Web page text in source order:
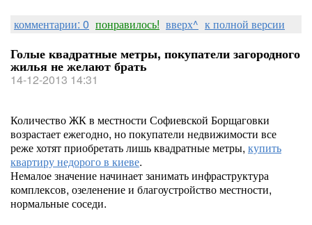
комментарии: 0 понравилось! вверх^ к полной версии
Голые квадратные метры, покупатели загородного
жилья не желают брать
14-12-2013 14:31
Количество ЖК в местности Софиевской Борщаговки
возрастает ежегодно, но покупатели недвижимости все
реже хотят приобретать лишь квадратные метры, купить
квартиру недорого в киеве.
Немалое значение начинает занимать инфраструктура
комплексов, озеленение и благоустройство местности,
нормальные соседи.